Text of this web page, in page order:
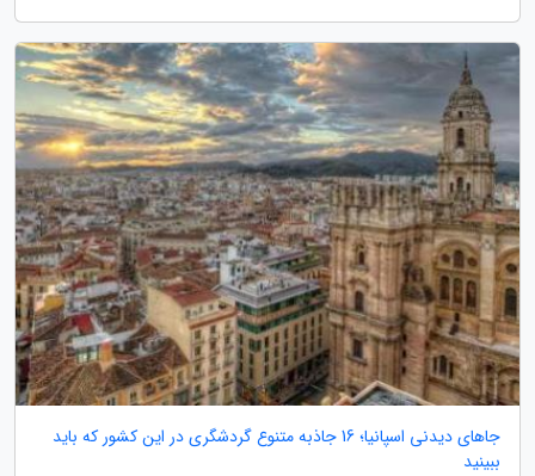
جاهای دیدنی اسپانیا؛ 16 جاذبه متنوع گردشگری در این کشور که باید
ببینید